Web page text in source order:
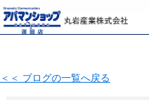
＜＜ ブログの一覧へ戻る